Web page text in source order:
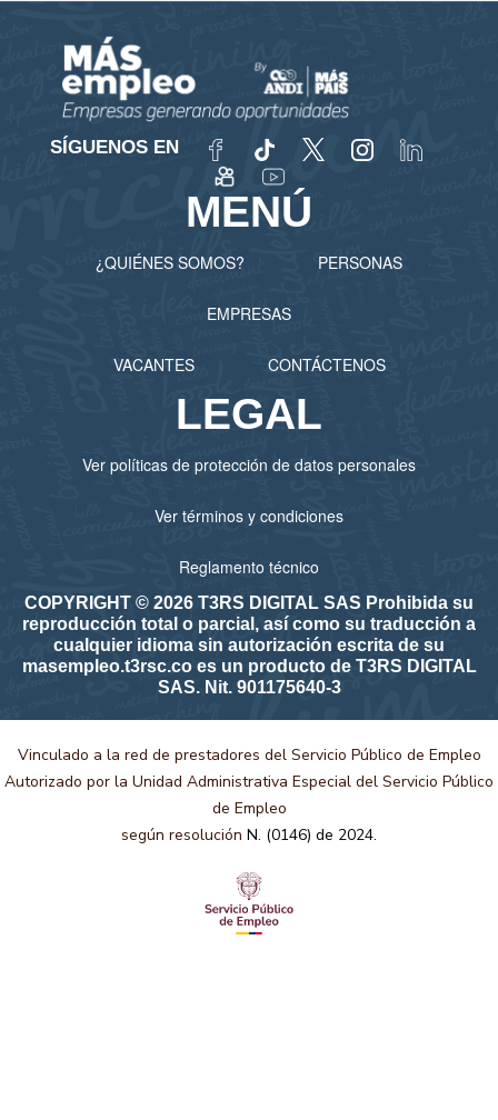
SÍGUENOS EN
MENÚ
¿QUIÉNES SOMOS? PERSONAS
EMPRESAS
VACANTES CONTÁCTENOS
LEGAL
Ver políticas de protección de datos personales
Ver términos y condiciones
Reglamento técnico
COPYRIGHT © 2026 T3RS DIGITAL SAS Prohibida su
reproducción total o parcial, así como su traducción a
cualquier idioma sin autorización escrita de su
masempleo.t3rsc.co es un producto de T3RS DIGITAL
SAS. Nit. 901175640-3
Vinculado a la red de prestadores del Servicio Público de Empleo
Autorizado por la Unidad Administrativa Especial del Servicio Público
de Empleo
según resolución N. (0146) de 2024.